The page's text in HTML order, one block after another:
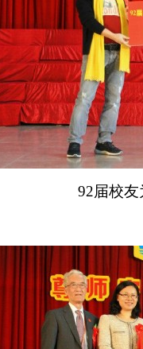
92届校